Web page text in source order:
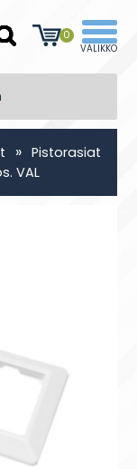
0
» Pistorasiat
VAL